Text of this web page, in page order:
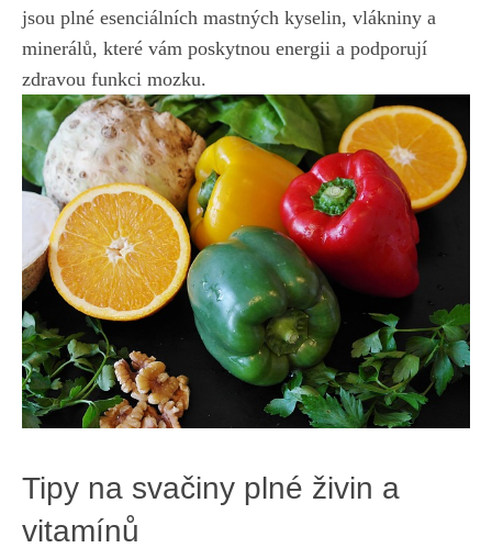
jsou plné esenciálních mastných kyselin, vlákniny a
minerálů, které vám poskytnou energii a podporují
zdravou funkci mozku.
Tipy na svačiny plné živin a
vitamínů